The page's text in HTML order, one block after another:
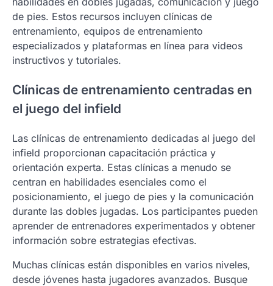
de pies. Estos recursos incluyen clínicas de
entrenamiento, equipos de entrenamiento
especializados y plataformas en línea para videos
instructivos y tutoriales.
Clínicas de entrenamiento centradas en
el juego del infield
Las clínicas de entrenamiento dedicadas al juego del
infield proporcionan capacitación práctica y
orientación experta. Estas clínicas a menudo se
centran en habilidades esenciales como el
posicionamiento, el juego de pies y la comunicación
durante las dobles jugadas. Los participantes pueden
aprender de entrenadores experimentados y obtener
información sobre estrategias efectivas.
Muchas clínicas están disponibles en varios niveles,
desde jóvenes hasta jugadores avanzados. Busque